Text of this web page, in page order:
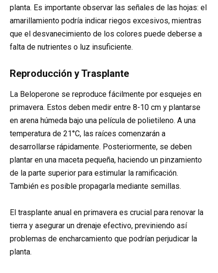
planta. Es importante observar las señales de las hojas: el
amarillamiento podría indicar riegos excesivos, mientras
que el desvanecimiento de los colores puede deberse a
falta de nutrientes o luz insuficiente.
Reproducción y Trasplante
La Beloperone se reproduce fácilmente por esquejes en
primavera. Estos deben medir entre 8-10 cm y plantarse
en arena húmeda bajo una película de polietileno. A una
temperatura de 21°C, las raíces comenzarán a
desarrollarse rápidamente. Posteriormente, se deben
plantar en una maceta pequeña, haciendo un pinzamiento
de la parte superior para estimular la ramificación.
También es posible propagarla mediante semillas.
El trasplante anual en primavera es crucial para renovar la
tierra y asegurar un drenaje efectivo, previniendo así
problemas de encharcamiento que podrían perjudicar la
planta.